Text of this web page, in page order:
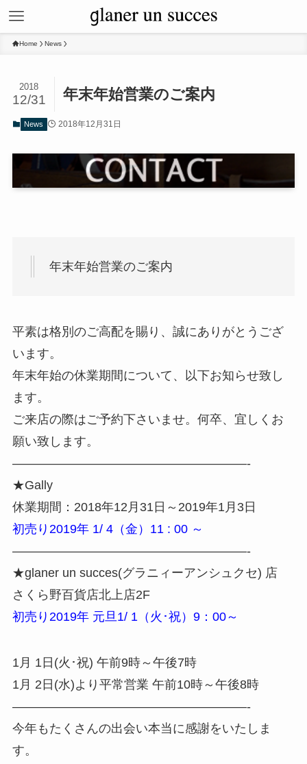
Home News
年末年始営業のご案内
2018
12/31
News 2018年12月31日
年末年始営業のご案内
平素は格別のご高配を賜り、誠にありがとうござ
います。
年末年始の休業期間について、以下お知らせ致し
ます。
ご来店の際はご予約下さいませ。何卒、宜しくお
願い致します。
———————————————————-
★Gally
休業期間：2018年12月31日～2019年1月3日
初売り2019年 1/ 4（金）11 : 00 ～
———————————————————-
★glaner un succes(グラニィーアンシュクセ) 店
さくら野百貨店北上店2F
初売り2019年 元旦1/ 1（火･祝）9：00～
1月 1日(火･祝) 午前9時～午後7時
1月 2日(水)より平常営業 午前10時～午後8時
———————————————————-
今年もたくさんの出会い本当に感謝をいたしま
す。